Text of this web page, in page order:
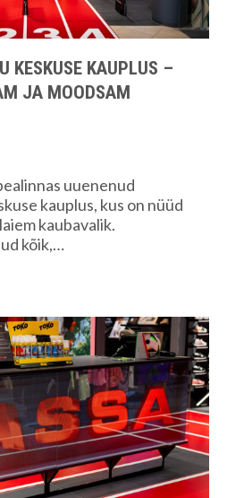
KESKUSE KAUPLUS –
JA MOODSAM
uuenenud
kauplus, kus on nüüd
kaubavalik.
kõik,…